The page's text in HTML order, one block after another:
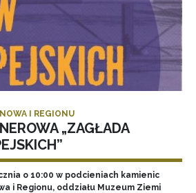
I REGIONU
„ZAGŁADA
o 10:00 w podcieniach kamienic
i Regionu, oddziału Muzeum Ziemi